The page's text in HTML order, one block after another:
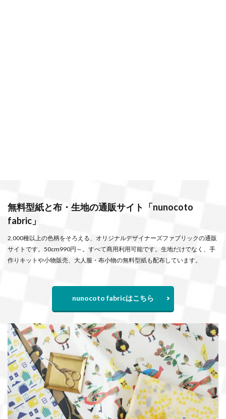
無料型紙と布・生地の通販サイト「nunocoto
fabric」
2,000種以上の色柄をそろえる、オリジナルデザイナーズファブリックの通販
サイトです。50cm990円～。すべて商用利用可能です。生地だけでなく、手
作りキットや小物販売、大人服・布小物の無料型紙も配布しています。
nunocoto fabricはこちら